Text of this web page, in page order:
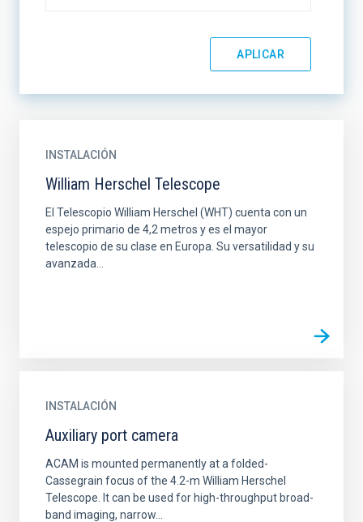
INSTALACIÓN
William Herschel Telescope
El Telescopio William Herschel (WHT) cuenta con un
espejo primario de 4,2 metros y es el mayor
telescopio de su clase en Europa. Su versatilidad y su
avanzada...
INSTALACIÓN
Auxiliary port camera
ACAM is mounted permanently at a folded-
Cassegrain focus of the 4.2-m William Herschel
Telescope. It can be used for high-throughput broad-
band imaging, narrow...